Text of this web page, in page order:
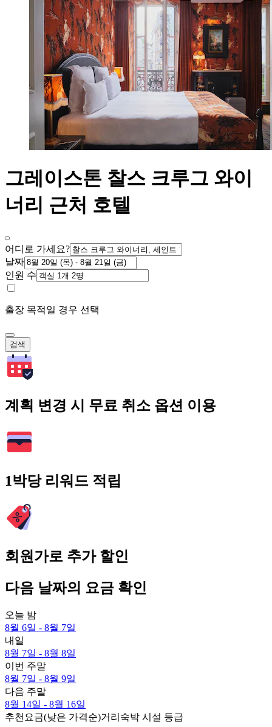
그레이스톤 찰스 크루그 와이
너리 근처 호텔
어디로 가세요?
날짜
인원 수
출장 목적일 경우 선택
검색
계획 변경 시 무료 취소 옵션 이용
1박당 리워드 적립
회원가로 추가 할인
다음 날짜의 요금 확인
오늘 밤
8월 6일 - 8월 7일
내일
8월 7일 - 8월 8일
이번 주말
8월 7일 - 8월 9일
다음 주말
8월 14일 - 8월 16일
추천요금(낮은 가격순)거리 숙박 시설 등급